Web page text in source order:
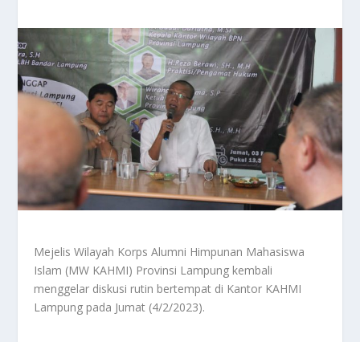
Mejelis Wilayah Korps Alumni Himpunan Mahasiswa
Islam (MW KAHMI) Provinsi Lampung kembali
menggelar diskusi rutin bertempat di Kantor KAHMI
Lampung pada Jumat (4/2/2023).